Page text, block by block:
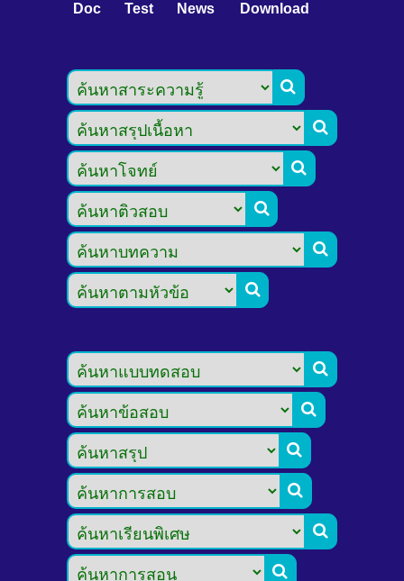
Doc Test News Download











